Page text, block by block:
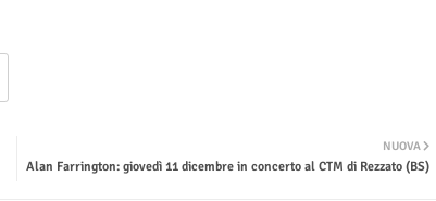
NUOVA
Alan Farrington: giovedì 11 dicembre in concerto al CTM di Rezzato (BS)